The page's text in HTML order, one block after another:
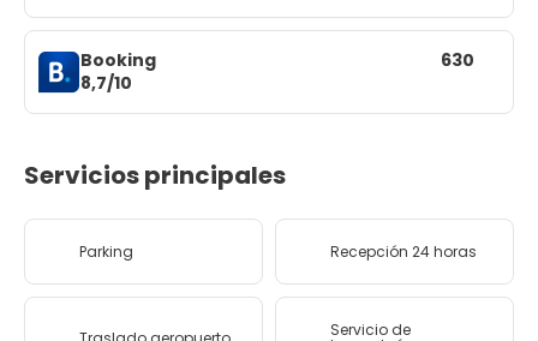
Booking
8,7/10
630
Servicios principales
Parking Recepción 24 horas
Servicio de